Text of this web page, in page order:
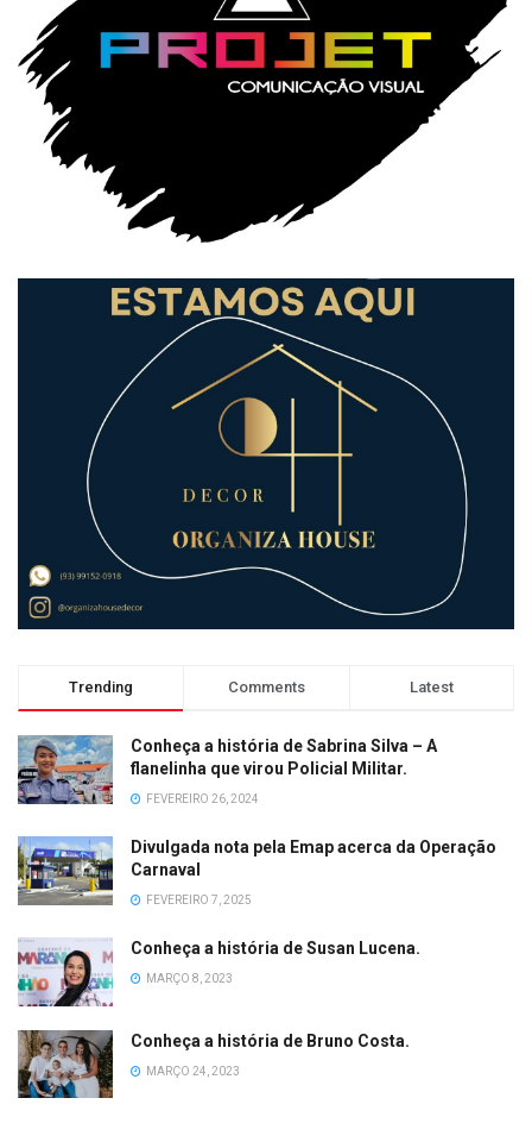
Trending Comments Latest
Conheça a história de Sabrina Silva – A
flanelinha que virou Policial Militar.
FEVEREIRO 26, 2024
Divulgada nota pela Emap acerca da Operação
Carnaval
FEVEREIRO 7, 2025
Conheça a história de Susan Lucena.
MARÇO 8, 2023
Conheça a história de Bruno Costa.
MARÇO 24, 2023